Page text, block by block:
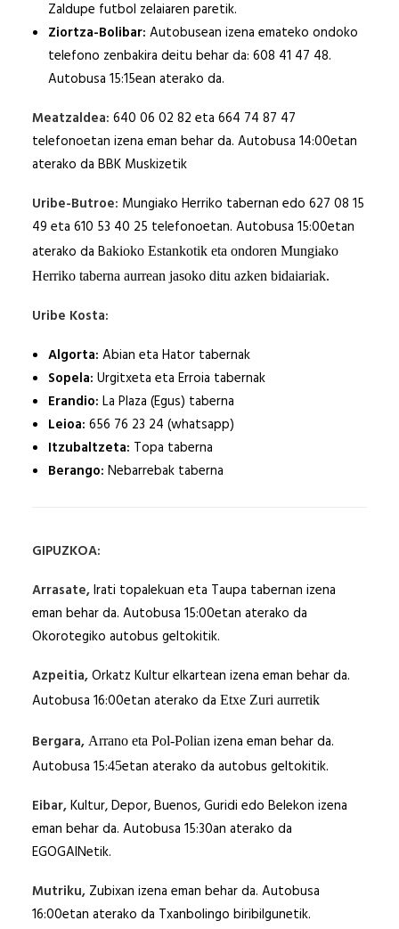
Zaldupe futbol zelaiaren paretik.
Ziortza-Bolibar: Autobusean izena emateko ondoko
telefono zenbakira deitu behar da: 608 41 47 48.
Autobusa 15:15ean aterako da.
Meatzaldea: 640 06 02 82 eta 664 74 87 47
telefonoetan izena eman behar da. Autobusa 14:00etan
aterako da BBK Muskizetik
Uribe-Butroe: Mungiako Herriko tabernan edo 627 08 15
49 eta 610 53 40 25 telefonoetan. Autobusa 15:00etan
aterako da Bakioko Estankotik eta ondoren Mungiako
Herriko taberna aurrean jasoko ditu azken bidaiariak.
Uribe Kosta:
Algorta: Abian eta Hator tabernak
Sopela: Urgitxeta eta Erroia tabernak
Erandio: La Plaza (Egus) taberna
Leioa: 656 76 23 24 (whatsapp)
Itzubaltzeta: Topa taberna
Berango: Nebarrebak taberna
GIPUZKOA:
Arrasate,Irati topalekuan eta Taupa tabernan izena
eman behar da. Autobusa 15:00etan aterako da
Okorotegiko autobus geltokitik.
Azpeitia,Orkatz Kultur elkartean izena eman behar da.
Autobusa 16:00etan aterako da Etxe Zuri aurretik
Bergara, Arrano eta Pol-Polian izena eman behar da.
Autobusa 15:45etan aterako da autobus geltokitik.
Eibar,Kultur, Depor, Buenos, Guridi edo Belekon izena
eman behar da. Autobusa 15:30an aterako da
EGOGAINetik.
Mutriku, Zubixan izena eman behar da. Autobusa
16:00etan aterako da Txanbolingo biribilgunetik.